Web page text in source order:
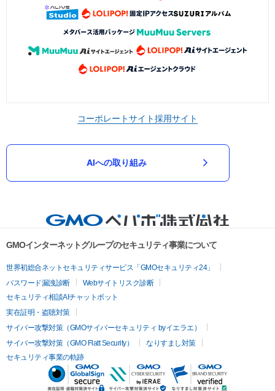
コーポレートサイト採用サイト
AIへの取り組み
GMOインターネットグループのセキュリティ事業について
世界初総合ネットセキュリティサービス「GMOセキュリティ24」
パスワード漏洩診断
Webサイトリスク診断
セキュリティ相談AIチャットボット
実在証明・盗聴対策
サイバー攻撃対策（GMOサイバーセキュリティ byイエラエ）
サイバー攻撃対策（GMO Flatt Security）
なりすまし対策
セキュリティ事業の軌跡